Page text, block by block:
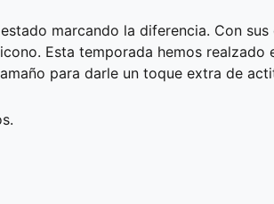
marcando la diferencia. Con
Esta temporada hemos
para darle un toque extra de